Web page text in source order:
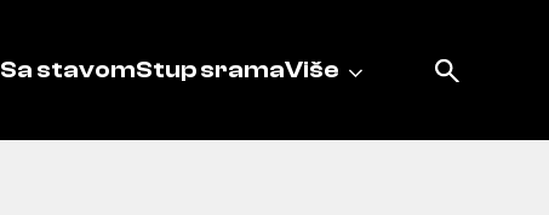
Sa stavomStup sramaViše